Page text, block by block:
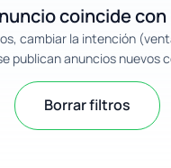
coincide
cambiar la intención
publican anuncios nuevos
Borrar filtros